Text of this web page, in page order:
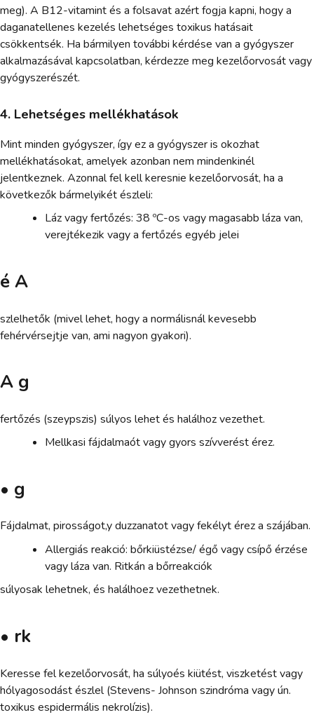
meg). A B12-vitamint és a folsavat azért fogja kapni, hogy a
daganatellenes kezelés lehetséges toxikus hatásait
csökkentsék. Ha bármilyen további kérdése van a gyógyszer
alkalmazásával kapcsolatban, kérdezze meg kezelőorvosát vagy
gyógyszerészét.
4. Lehetséges mellékhatások
Mint minden gyógyszer, így ez a gyógyszer is okozhat
mellékhatásokat, amelyek azonban nem mindenkinél
jelentkeznek. Azonnal fel kell keresnie kezelőorvosát, ha a
következők bármelyikét észleli:
Láz vagy fertőzés: 38 ºC-os vagy magasabb láza van,
verejtékezik vagy a fertőzés egyéb jelei
é A
szlelhetők (mivel lehet, hogy a normálisnál kevesebb
fehérvérsejtje van, ami nagyon gyakori).
A g
fertőzés (szeypszis) súlyos lehet és halálhoz vezethet.
Mellkasi fájdalmaót vagy gyors szívverést érez.
• g
Fájdalmat, pirosságot,y duzzanatot vagy fekélyt érez a szájában.
Allergiás reakció: bőrkiüstézse/ égő vagy csípő érzése
vagy láza van. Ritkán a bőrreakciók
súlyosak lehetnek, és halálhoez vezethetnek.
• rk
Keresse fel kezelőorvosát, ha súlyoés kiütést, viszketést vagy
hólyagosodást észlel (Stevens- Johnson szindróma vagy ún.
toxikus espidermális nekrolízis).